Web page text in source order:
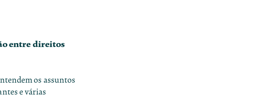
entre direitos
os assuntos
e várias